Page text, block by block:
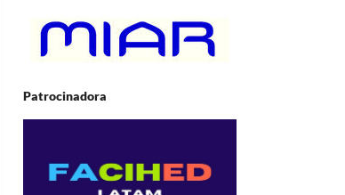
Patrocinadora